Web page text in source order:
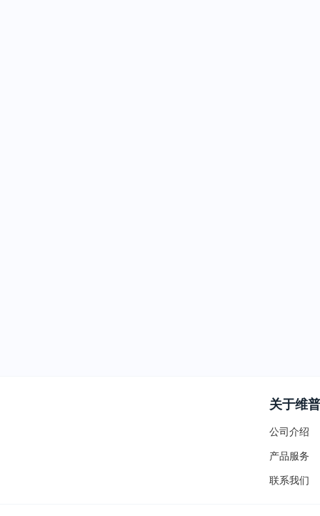
关于维普
公司介绍
产品服务
联系我们